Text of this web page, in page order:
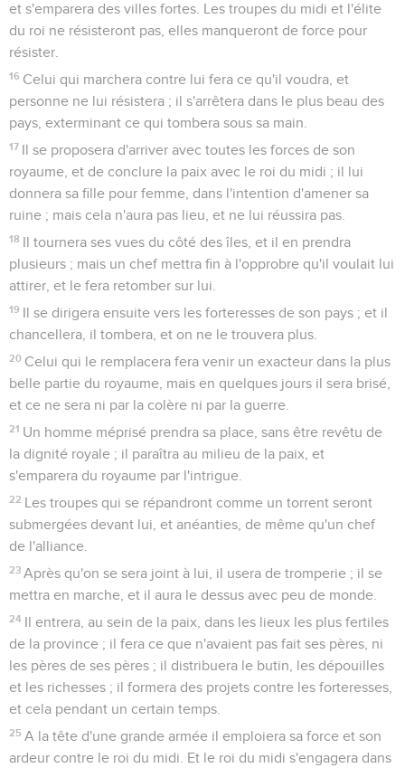
et s'emparera des villes fortes. Les troupes du midi et l'élite
du roi ne résisteront pas, elles manqueront de force pour
résister.
16 Celui qui marchera contre lui fera ce qu'il voudra, et
personne ne lui résistera ; il s'arrêtera dans le plus beau des
pays, exterminant ce qui tombera sous sa main.
17 Il se proposera d'arriver avec toutes les forces de son
royaume, et de conclure la paix avec le roi du midi ; il lui
donnera sa fille pour femme, dans l'intention d'amener sa
ruine ; mais cela n'aura pas lieu, et ne lui réussira pas.
18 Il tournera ses vues du côté des îles, et il en prendra
plusieurs ; mais un chef mettra fin à l'opprobre qu'il voulait lui
attirer, et le fera retomber sur lui.
19 Il se dirigera ensuite vers les forteresses de son pays ; et il
chancellera, il tombera, et on ne le trouvera plus.
20 Celui qui le remplacera fera venir un exacteur dans la plus
belle partie du royaume, mais en quelques jours il sera brisé,
et ce ne sera ni par la colère ni par la guerre.
21 Un homme méprisé prendra sa place, sans être revêtu de
la dignité royale ; il paraîtra au milieu de la paix, et
s'emparera du royaume par l'intrigue.
22 Les troupes qui se répandront comme un torrent seront
submergées devant lui, et anéanties, de même qu'un chef
de l'alliance.
23 Après qu'on se sera joint à lui, il usera de tromperie ; il se
mettra en marche, et il aura le dessus avec peu de monde.
24 Il entrera, au sein de la paix, dans les lieux les plus fertiles
de la province ; il fera ce que n'avaient pas fait ses pères, ni
les pères de ses pères ; il distribuera le butin, les dépouilles
et les richesses ; il formera des projets contre les forteresses,
et cela pendant un certain temps.
25 A la tête d'une grande armée il emploiera sa force et son
ardeur contre le roi du midi. Et le roi du midi s'engagera dans